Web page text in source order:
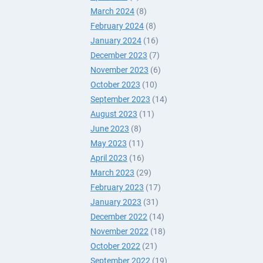
March 2024 (8)
February 2024 (8)
January 2024 (16)
December 2023 (7)
November 2023 (6)
October 2023 (10)
September 2023 (14)
August 2023 (11)
June 2023 (8)
May 2023 (11)
April 2023 (16)
March 2023 (29)
February 2023 (17)
January 2023 (31)
December 2022 (14)
November 2022 (18)
October 2022 (21)
September 2022 (19)